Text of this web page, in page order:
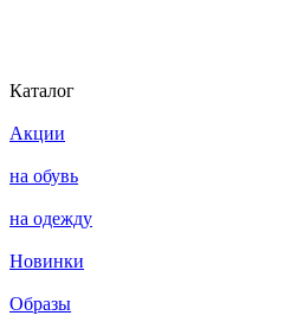
Каталог
Акции
на обувь
на одежду
Новинки
Образы